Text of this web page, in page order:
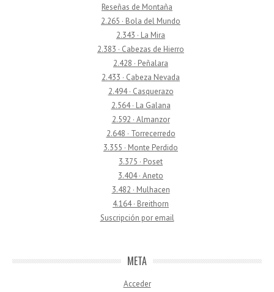
Reseñas de Montaña
2.265 · Bola del Mundo
2.343 · La Mira
2.383 · Cabezas de Hierro
2.428 · Peñalara
2.433 · Cabeza Nevada
2.494 · Casquerazo
2.564 · La Galana
2.592 · Almanzor
2.648 · Torrecerredo
3.355 · Monte Perdido
3.375 · Poset
3.404 · Aneto
3.482 · Mulhacen
4.164 · Breithorn
Suscripción por email
META
Acceder